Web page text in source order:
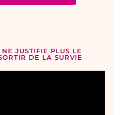
JUSTIFIE PLUS LE
DE LA SURVIE